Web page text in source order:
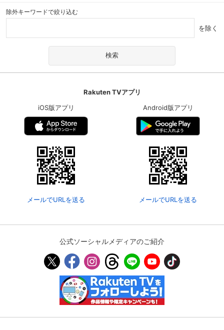
除外キーワードで絞り込む
を除く
Rakuten TVアプリ
iOS版アプリ
メールでURLを送る
Android版アプリ
メールでURLを送る
公式ソーシャルメディアのご紹介